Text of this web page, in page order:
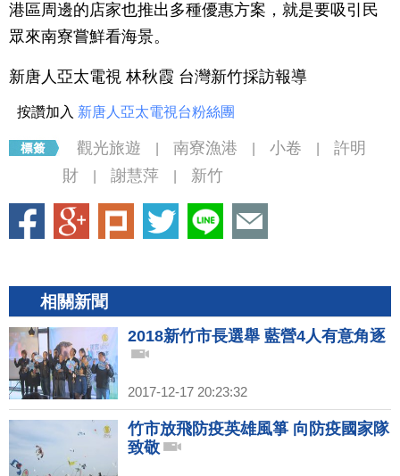
港區周邊的店家也推出多種優惠方案，就是要吸引民
眾來南寮嘗鮮看海景。
新唐人亞太電視 林秋霞 台灣新竹採訪報導
按讚加入 新唐人亞太電視台粉絲團
觀光旅遊 南寮漁港 小卷
許明
財
謝慧萍 新竹
相關新聞
2018新竹市長選舉 藍營4人有意角逐
2017-12-17 20:23:32
竹市放飛防疫英雄風箏 向防疫國家隊
致敬